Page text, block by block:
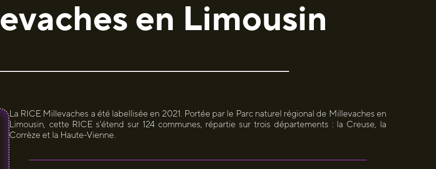
en Limousin
La RICE Millevaches a été labellisée en 2021. Portée par le Parc naturel régional de Millevaches en
Limousin, cette RICE s'étend sur 124 communes, répartie sur trois départements : la Creuse, la
Corrèze et la Haute-Vienne.